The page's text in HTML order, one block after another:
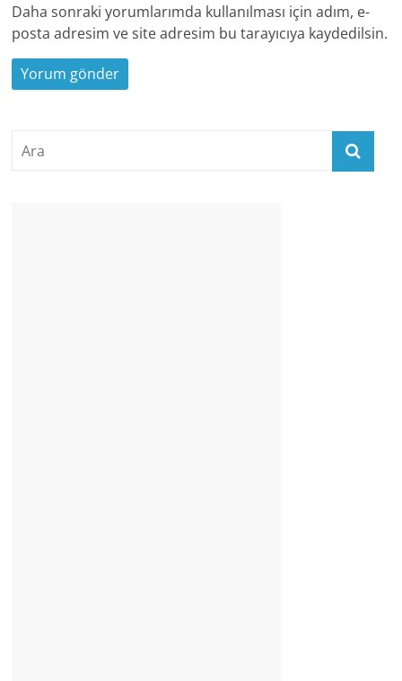
Daha sonraki yorumlarımda kullanılması için adım, e-
posta adresim ve site adresim bu tarayıcıya kaydedilsin.